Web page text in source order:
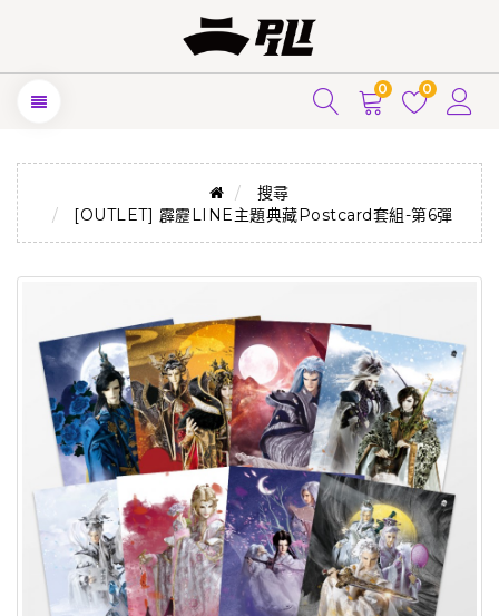
0 0
搜尋
[OUTLET] 霹靂LINE主題典藏Postcard套組-第6彈